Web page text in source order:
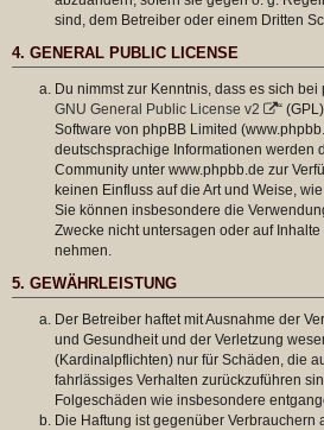
sind, dem Betreiber oder einem Dritten
4. GENERAL PUBLIC LICENSE
Du nimmst zur Kenntnis, dass es sich bei
GNU General Public License v2
“
Software von phpBB Limited
deutschsprachige Informationen werden
Community unter www.phpbb.de zur
keinen Einfluss auf die Art und Weise,
Sie können insbesondere die
Zwecke nicht untersagen oder auf
nehmen.
5. GEWÄHRLEISTUNG
Der Betreiber haftet mit Ausnahme der
und Gesundheit und der Verletzung
(Kardinalpflichten) nur für Schäden, die
fahrlässiges Verhalten zurückzuführen
Folgeschäden wie insbesondere
Die Haftung ist gegenüber Verbrauchern